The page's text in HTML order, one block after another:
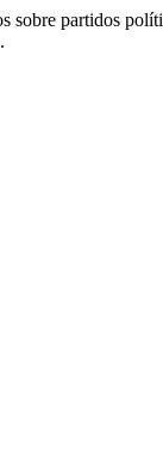
sobre partidos